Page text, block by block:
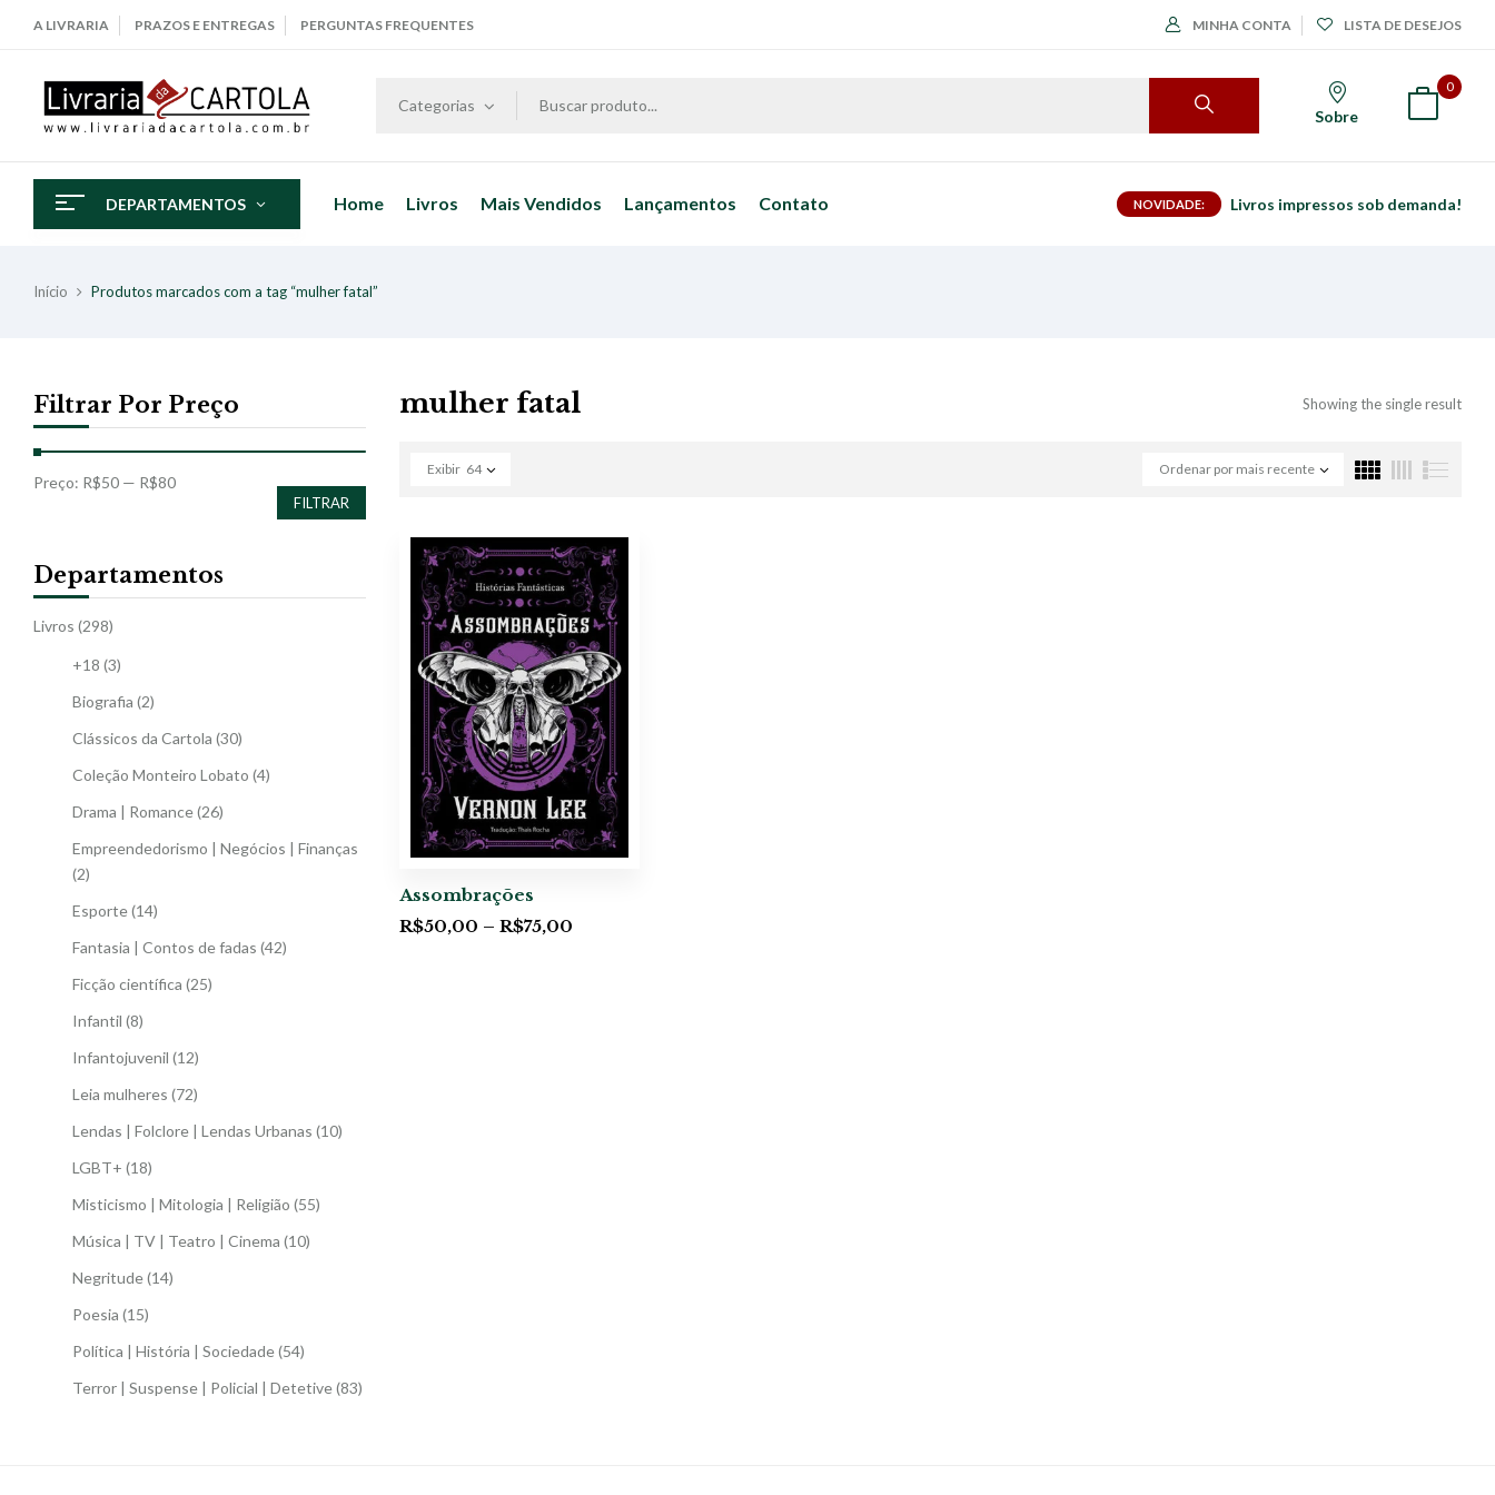
A LIVRARIA PRAZOS E ENTREGAS PERGUNTAS FREQUENTES MINHA CONTA LISTA DE DESEJOS
Categorias
Sobre
0
DEPARTAMENTOS Home Livros Mais Vendidos Lançamentos Contato NOVIDADE: Livros impressos sob demanda!
Início Produtos marcados com a tag “mulher fatal”
Filtrar Por Preço
FILTRAR
Preço: R$50 — R$80
Departamentos
Livros (298)
+18 (3)
Biografia (2)
Clássicos da Cartola (30)
Coleção Monteiro Lobato (4)
Drama | Romance(26)
Empreendedorismo | Negócios | Finanças
(2)
Esporte(14)
Fantasia | Contos de fadas (42)
Ficção científica (25)
Infantil (8)
Infantojuvenil (12)
Leia mulheres (72)
Lendas | Folclore | Lendas Urbanas (10)
LGBT+ (18)
Misticismo | Mitologia | Religião (55)
Música | TV | Teatro | Cinema (10)
Negritude(14)
Poesia (15)
Política | História | Sociedade(54)
Terror | Suspense | Policial | Detetive(83)
mulher fatal Showing the single result
Ordenar por mais recente
Exibir 64
Assombrações
R$50,00 – R$75,00